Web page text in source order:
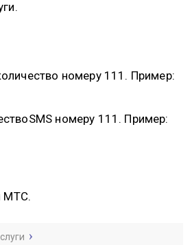
номеру 111. Пример:
номеру 111. Пример:
МТС.